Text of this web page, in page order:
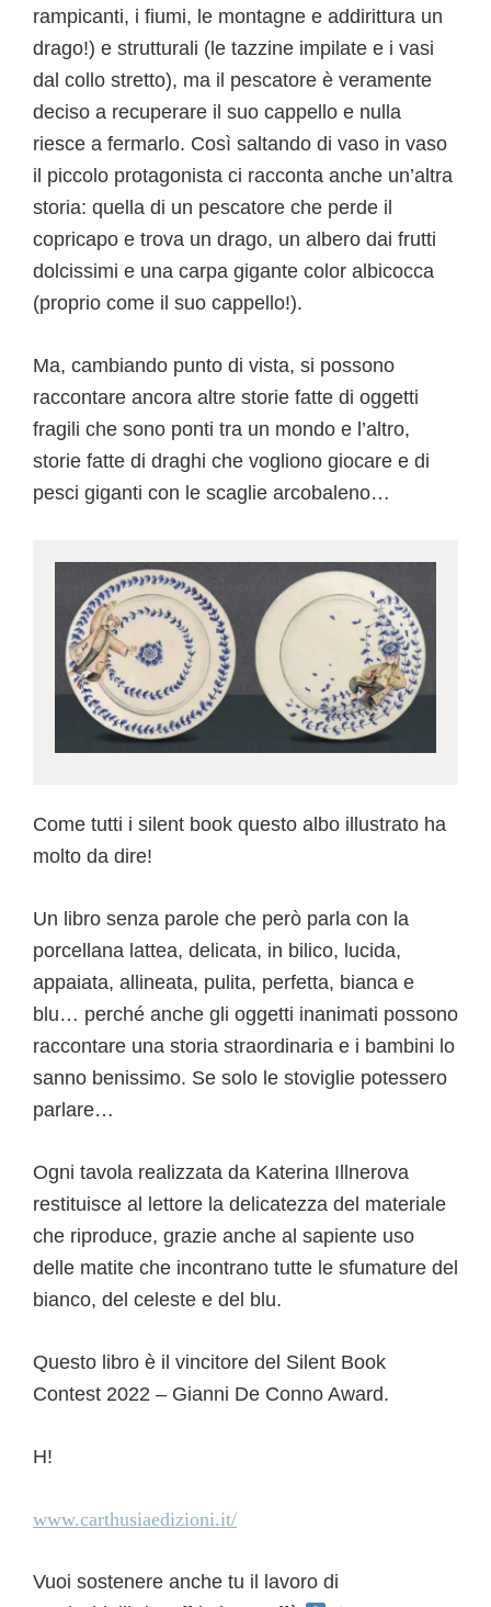
rampicanti, i fiumi, le montagne e addirittura un
drago!) e strutturali (le tazzine impilate e i vasi
dal collo stretto), ma il pescatore è veramente
deciso a recuperare il suo cappello e nulla
riesce a fermarlo. Così saltando di vaso in vaso
il piccolo protagonista ci racconta anche un’altra
storia: quella di un pescatore che perde il
copricapo e trova un drago, un albero dai frutti
dolcissimi e una carpa gigante color albicocca
(proprio come il suo cappello!).
Ma, cambiando punto di vista, si possono
raccontare ancora altre storie fatte di oggetti
fragili che sono ponti tra un mondo e l’altro,
storie fatte di draghi che vogliono giocare e di
pesci giganti con le scaglie arcobaleno…
Come tutti i silent book questo albo illustrato ha
molto da dire!
Un libro senza parole che però parla con la
porcellana lattea, delicata, in bilico, lucida,
appaiata, allineata, pulita, perfetta, bianca e
blu… perché anche gli oggetti inanimati possono
raccontare una storia straordinaria e i bambini lo
sanno benissimo. Se solo le stoviglie potessero
parlare…
Ogni tavola realizzata da Katerina Illnerova
restituisce al lettore la delicatezza del materiale
che riproduce, grazie anche al sapiente uso
delle matite che incontrano tutte le sfumature del
bianco, del celeste e del blu.
Questo libro è il vincitore del Silent Book
Contest 2022 – Gianni De Conno Award.
H!
www.carthusiaedizioni.it/
Vuoi sostenere anche tu il lavoro di